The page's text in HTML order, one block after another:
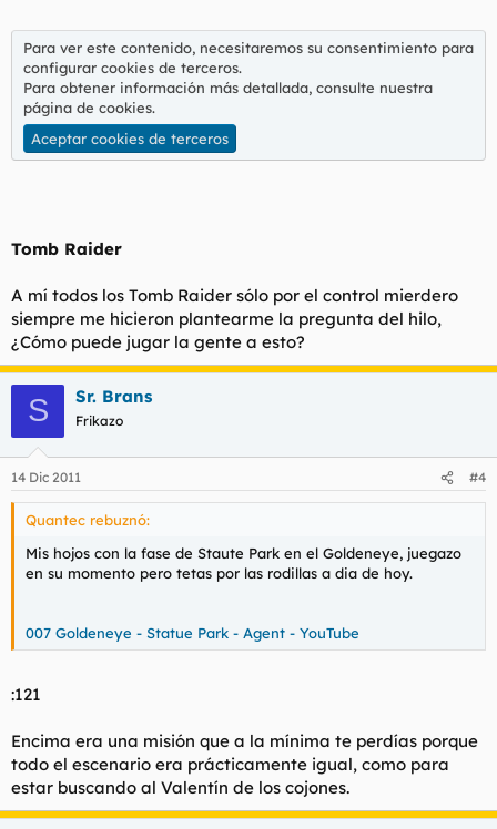
Para ver este contenido, necesitaremos su consentimiento para
configurar cookies de terceros.
Para obtener información más detallada, consulte nuestra
página de cookies.
Aceptar cookies de terceros
Tomb Raider
A mí todos los Tomb Raider sólo por el control mierdero
siempre me hicieron plantearme la pregunta del hilo,
¿Cómo puede jugar la gente a esto?
S Sr. Brans
Frikazo
14 Dic 2011 #4
Quantec rebuznó:
Mis hojos con la fase de Staute Park en el Goldeneye, juegazo
en su momento pero tetas por las rodillas a dia de hoy.
007 Goldeneye - Statue Park - Agent - YouTube
:121
Encima era una misión que a la mínima te perdías porque
todo el escenario era prácticamente igual, como para
estar buscando al Valentín de los cojones.